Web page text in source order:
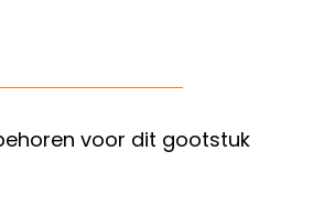
voor dit gootstuk